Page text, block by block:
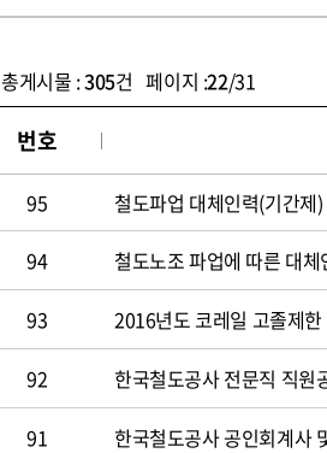
총게시물 :305건 페이지 :22/31
번호
95 철도파업 대체인력(기간제
94
철도노조 파업에 따른 대
93 2016년도 코레일 고졸제
92 한국철도공사 전문직 직원
91 한국철도공사 공인회계사